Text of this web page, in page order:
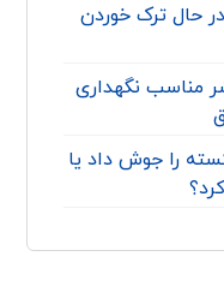
حال ترک خوردن
مناسب نگهداری
را جوش داد یا